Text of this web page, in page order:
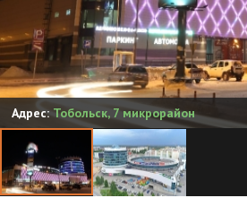
Адрес:Тобольск, 7 микрорайон